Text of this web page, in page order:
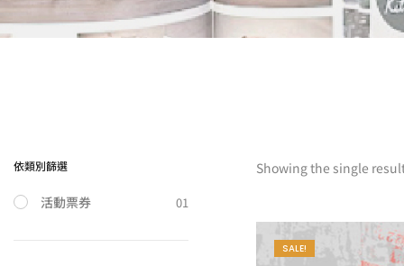
Showing the single
SALE!
依類別篩選
活動票券 01